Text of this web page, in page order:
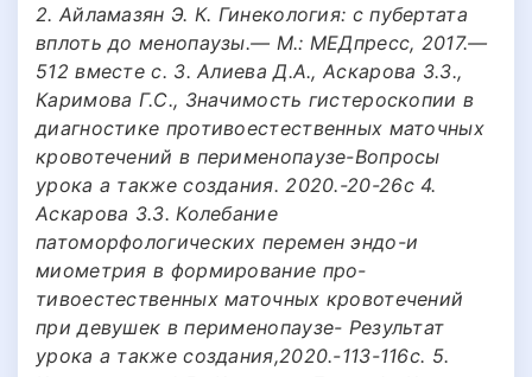
2. Айламазян Э. К. Гинекология: с пубертата
вплоть до менопаузы.— М.: МЕДпресс, 2017.—
512 вместе с. 3. Алиева Д.А., Аскарова З.З.,
Каримова Г.С., Значимость гистероскопии в
диагностике противоестественных маточных
кровотечений в перименопаузе-Вопросы
урока а также создания. 2020.-20-26с 4.
Аскарова З.З. Колебание
патоморфологических перемен эндо-и
миометрия в формирование про-
тивоестественных маточных кровотечений
при девушек в перименопаузе- Результат
урока а также создания,2020.-113-116с. 5.